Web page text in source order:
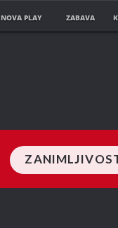
NOVA PLAY ZABAVA